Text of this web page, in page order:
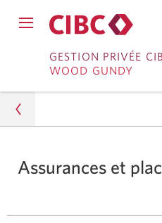
navigation
s’affichera.
GESTION PRIVÉE
WOOD GUNDY
Protéger votre patrimoine
Assurances et